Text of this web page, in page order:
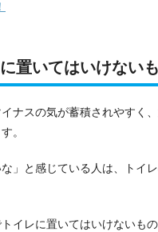
置いてはいけない
ナスの気が蓄積されやすく
。
な」と感じている人は、トイ
イレに置いてはいけないも